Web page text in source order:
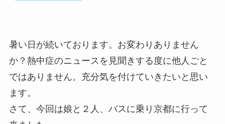
暑い日が続いております。お変わりありません
か？ 熱中症のニュースを見聞きする度に他人ごと
ではありません。 充分気を付けていきたいと思い
ます。
さて、今回は娘と２人、バスに乗り京都に行って